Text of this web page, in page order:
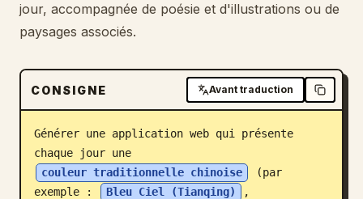
Tarifs
Blog
Mises à jour
jour, accompagnée de poésie et d'illustrations ou de
paysages associés.
CONSIGNE Avant traduction
Générer une application web qui présente
chaque jour une
couleur traditionnelle chinoise
(par
exemple :
Bleu Ciel (Tianqing)
,